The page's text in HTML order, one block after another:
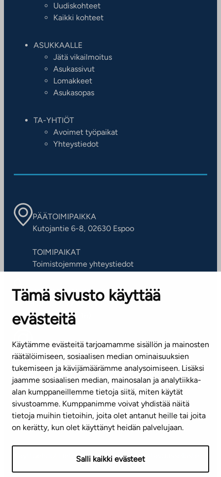
Tämä sivusto käyttää
evästeitä
Käytämme evästeitä tarjoamamme sisällön ja mainosten
räätälöimiseen, sosiaalisen median ominaisuuksien
tukemiseen ja kävijämäärämme analysoimiseen. Lisäksi
jaamme sosiaalisen median, mainosalan ja analytiikka-
alan kumppaneillemme tietoja siitä, miten käytät
sivustoamme. Kumppanimme voivat yhdistää näitä
tietoja muihin tietoihin, joita olet antanut heille tai joita
on kerätty, kun olet käyttänyt heidän palvelujaan.
Salli kaikki evästeet
Uudiskohteet
Kaikki kohteet
ASUKKAALLE
Jätä vikailmoitus
Asukassivut
Lomakkeet
Asukasopas
TA-YHTIÖT
Avoimet työpaikat
Yhteystiedot
PÄÄTOIMIPAIKKA
Kutojantie 6-8, 02630 Espoo
TOIMIPAIKAT
Toimistojemme yhteystiedot
ASIAKASPALVELUKESKUS
Puh. 045 7734 3777
(arkisin klo 8-16)
info@ta.fi
Tilaa uutiskirje
Mediapankki
TietosuojaselosteSaavutettavuusseloste